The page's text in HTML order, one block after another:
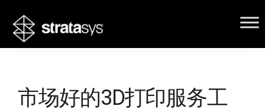
市场好的3D打印服务工